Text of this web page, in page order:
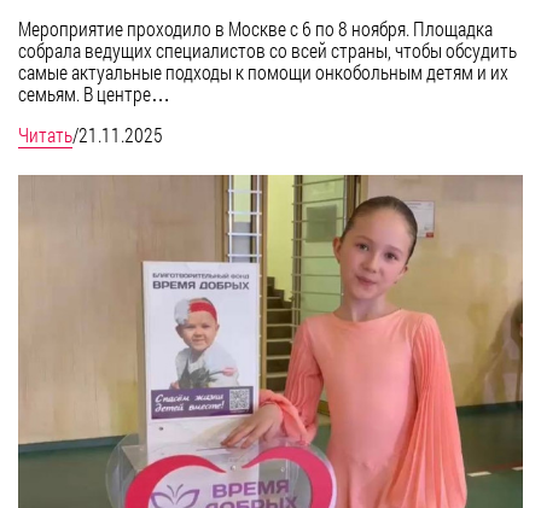
Мероприятие проходило в Москве с 6 по 8 ноября. Площадка
собрала ведущих специалистов со всей страны, чтобы обсудить
самые актуальные подходы к помощи онкобольным детям и их
семьям. В центре…
Читать/21.11.2025